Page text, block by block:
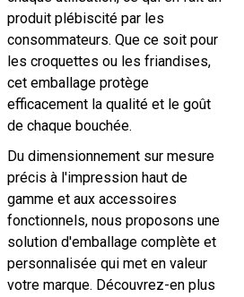
produit plébiscité par les
consommateurs. Que ce soit pour
les croquettes ou les friandises,
cet emballage protège
efficacement la qualité et le goût
de chaque bouchée.
Du dimensionnement sur mesure
précis à l'impression haut de
gamme et aux accessoires
fonctionnels, nous proposons une
solution d'emballage complète et
personnalisée qui met en valeur
votre marque. Découvrez-en plus